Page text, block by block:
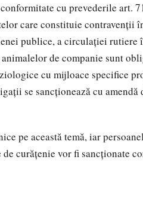
cu prevederile art.
care constituie contravenţii
publice, a circulaţiei rutiere
de companie sunt
cu mijloace specifice
se sancţionează cu
pe această temă, iar
curăţenie vor fi sancţionate